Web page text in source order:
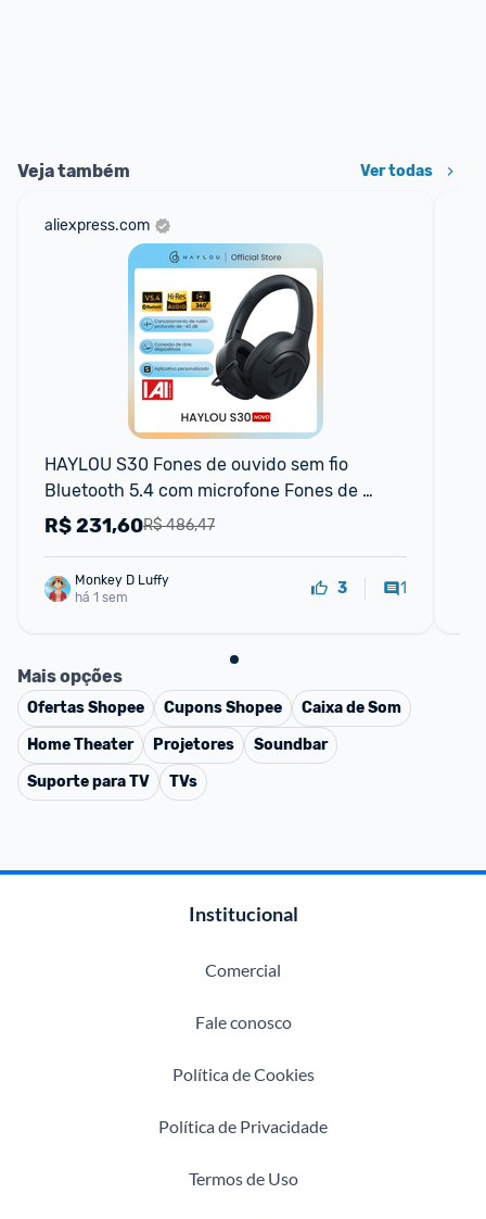
Veja também Ver todas
aliexpress.com
HAYLOU S30 Fones de ouvido sem fio
Bluetooth 5.4 com microfone Fones de
ouvido com cancelamento de ruído Áudio
R$ 486,47
R$231,60
Monkey D Luffy
há 1 sem
3 1
Mais opções
OfertasShopee CuponsShopee
Caixa de Som
Home Theater
Projetores
Soundbar
Suporte para TV
TVs
Institucional
Comercial
Fale conosco
Política de Cookies
Política de Privacidade
Termos de Uso